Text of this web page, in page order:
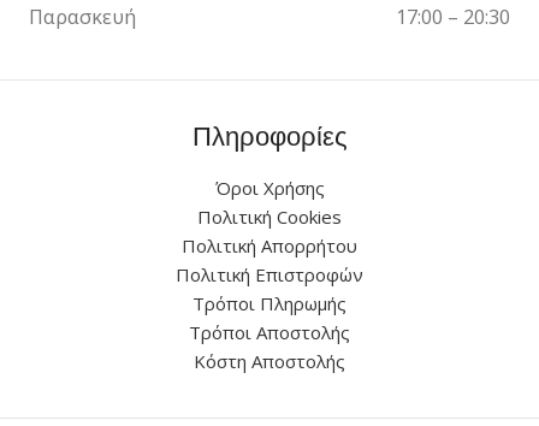
Παρασκευή
17:00 – 20:30
Πληροφορίες
Όροι Χρήσης
Πολιτική Cookies
Πολιτική Απορρήτου
Πολιτική Επιστροφών
Τρόποι Πληρωμής
Τρόποι Αποστολής
Κόστη Αποστολής